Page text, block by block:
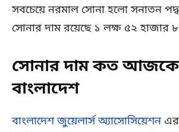
সবচেয়ে নরমাল সোনা হলো সনাতন
সোনার দাম রয়েছে ১ লক্ষ ৫২ হাজার
সোনার দাম কত আজকে
বাংলাদেশ
বাংলাদেশ জুয়েলার্স অ্যাসোসিয়েশন এর